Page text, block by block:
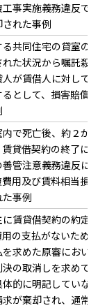
工事実施義務違反で
れた事例
共同住宅の貸室の
た状況から嘱託殺
人が賃借人に対して
として、損害賠償
で死亡後、約２か
貸借契約の終了に
管注意義務違反に
用及び賃料相当損
事例
賃貸借契約の約定
の支払がないため
求めた原審におい
の取消しを求めて
的に明記していな
が棄却され、通常